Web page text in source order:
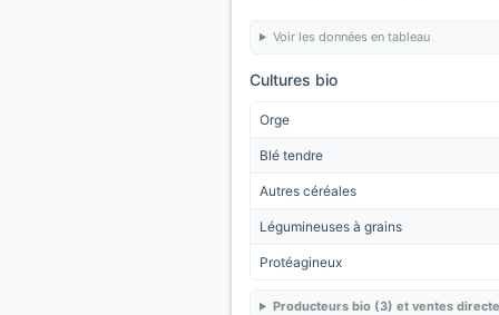
Voir les données en tableau
Cultures bio
Orge
Blé tendre
Autres céréales
Légumineuses à grains
Protéagineux
Producteurs bio (3) et ventes